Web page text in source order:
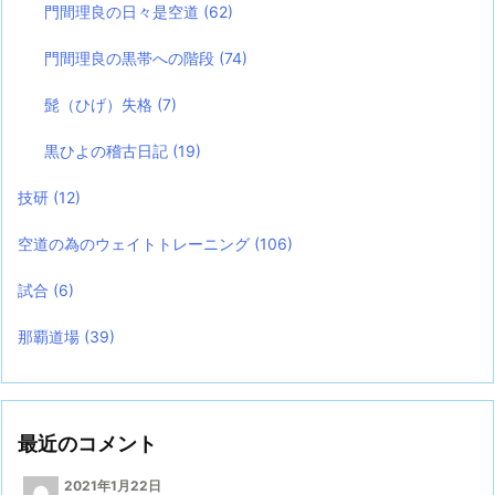
門間理良の日々是空道 (62)
門間理良の黒帯への階段 (74)
髭（ひげ）失格 (7)
黒ひよの稽古日記 (19)
技研 (12)
空道の為のウェイトトレーニング (106)
試合 (6)
那覇道場 (39)
最近のコメント
2021年1月22日